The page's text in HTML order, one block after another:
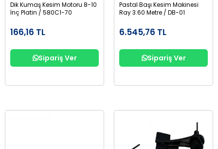
Dik Kumaş Kesim Motoru 8-10
İnç Platin / 580C1-70
166,16 TL
Sipariş Ver
Pastal Başı Kesim Makinesi
Ray 3.60 Metre / DB-01
6.545,76 TL
Sipariş Ver